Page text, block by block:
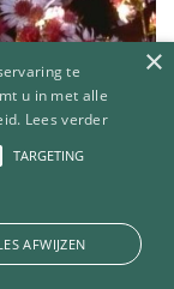
×
te
u in met alle
Lees verder
TARGETING
AFWIJZEN